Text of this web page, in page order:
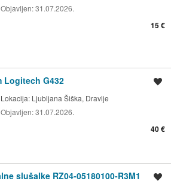
Objavljen:31.07.2026.
15 €
Logitech G432
Lokacija: Ljubljana Šiška, Dravlje
Objavljen:31.07.2026.
40 €
slušalke RZ04-05180100-R3M1